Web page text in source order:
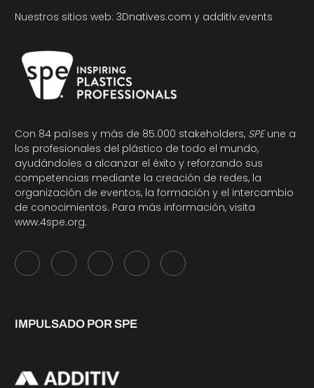
Nuestros sitios web: 3Dnatives.com y additiv.events
Con 84 países y más de 85.000 stakeholders, SPEune a
los profesionales del plástico de todo el mundo,
ayudándoles a alcanzar el éxito y reforzando sus
competencias mediante la creación de redes, la
organización de eventos, la formación y el intercambio
de conocimientos. Para más información, visita
www.4spe.org.
IMPULSADO POR SPE